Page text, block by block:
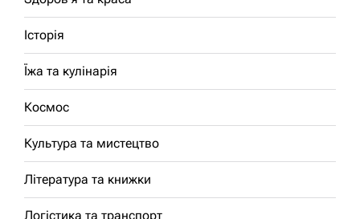
Історія
Їжа та кулінарія
Космос
Культура та мистецтво
Література та книжки
Логістика та транспорт